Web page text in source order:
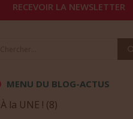
RECEVOIR LA NEWSLETTER
MENU DU BLOG-ACTUS
À la UNE ! (8)